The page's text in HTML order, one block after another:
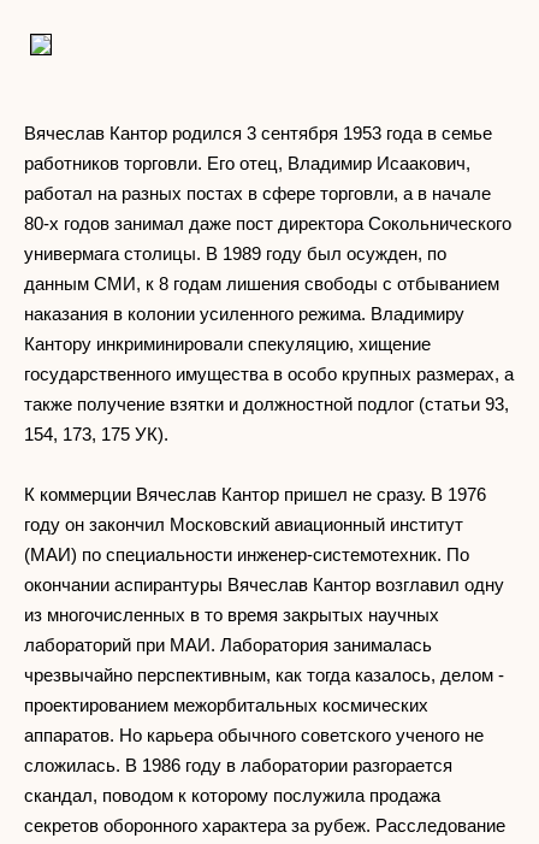
Вячеслав Кантор родился 3 сентября 1953 года в семье
работников торговли. Его отец, Владимир Исаакович,
работал на разных постах в сфере торговли, а в начале
80-х годов занимал даже пост директора Сокольнического
универмага столицы. В 1989 году был осужден, по
данным СМИ, к 8 годам лишения свободы с отбыванием
наказания в колонии усиленного режима. Владимиру
Кантору инкриминировали спекуляцию, хищение
государственного имущества в особо крупных размерах, а
также получение взятки и должностной подлог (статьи 93,
154, 173, 175 УК).
К коммерции Вячеслав Кантор пришел не сразу. В 1976
году он закончил Московский авиационный институт
(МАИ) по специальности инженер-системотехник. По
окончании аспирантуры Вячеслав Кантор возглавил одну
из многочисленных в то время закрытых научных
лабораторий при МАИ. Лаборатория занималась
чрезвычайно перспективным, как тогда казалось, делом -
проектированием межорбитальных космических
аппаратов. Но карьера обычного советского ученого не
сложилась. В 1986 году в лаборатории разгорается
скандал, поводом к которому послужила продажа
секретов оборонного характера за рубеж. Расследование